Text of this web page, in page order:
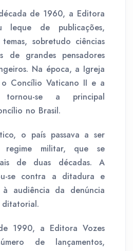
de 1960, a Editora
leque de publicações,
sobretudo ciências
de grandes pensadores
Na época, a Igreja
Concílio Vaticano II e a
tornou-se a principal
no Brasil.
o país passava a ser
regime militar, que se
de duas décadas. A
se contra a ditadura e
audiência da denúncia
1990, a Editora Vozes
de lançamentos,